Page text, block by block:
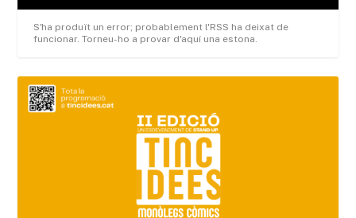
S'ha produït un error; probablement l'RSS ha deixat de
funcionar. Torneu-ho a provar d'aquí una estona.